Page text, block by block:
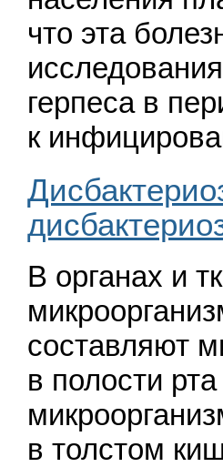
что эта
герпеса в
к
В органах и
составляют
в полости
в толстом